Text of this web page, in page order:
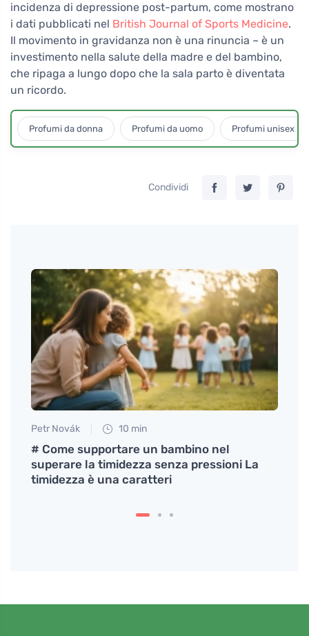
incidenza di depressione post-partum, come mostrano
i dati pubblicati nel British Journal of Sports Medicine.
Il movimento in gravidanza non è una rinuncia – è un
investimento nella salute della madre e del bambino,
che ripaga a lungo dopo che la sala parto è diventata
un ricordo.
Profumi da donna Profumi da uomo Profumi unisex
Condividi
Petr Novák 10 min
# Come supportare un bambino nel
superare la timidezza senza pressioni La
timidezza è una caratteri